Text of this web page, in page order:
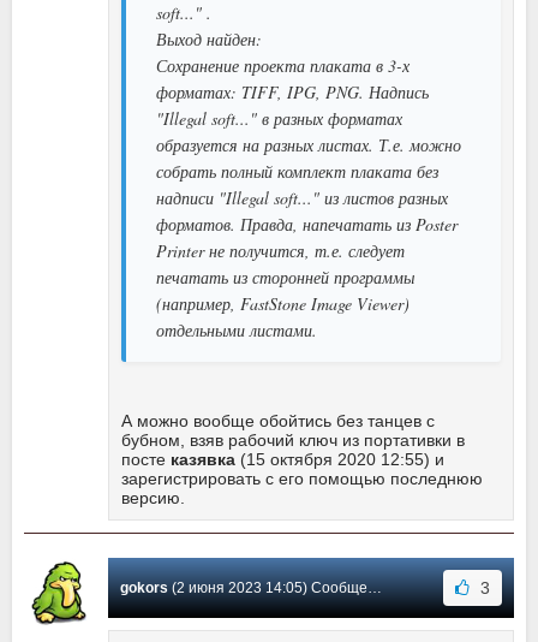
soft..." .
Выход найден:
Сохранение проекта плаката в 3-х
форматах: TIFF, IPG, PNG. Надпись
"Illegal soft..." в разных форматах
образуется на разных листах. Т.е. можно
собрать полный комплект плаката без
надписи "Illegal soft..." из листов разных
форматов. Правда, напечатать из Poster
Printer не получится, т.е. следует
печатать из сторонней программы
(например, FastStone Image Viewer)
отдельными листами.
А можно вообще обойтись без танцев с
бубном, взяв рабочий ключ из портативки в
посте казявка (15 октября 2020 12:55) и
зарегистрировать с его помощью последнюю
версию.
gokors(2 июня 2023 14:05) Сообщение #109 3